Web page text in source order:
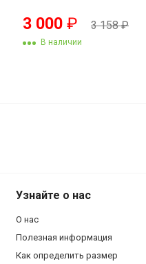
3 000 ₽ 3 158₽
В наличии
Узнайте о нас
О нас
Полезная информация
Как определить размер